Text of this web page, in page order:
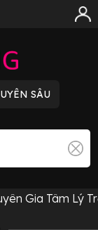
Gia Tâm Lý